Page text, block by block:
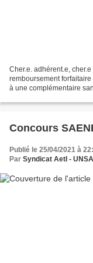
Cher.e. adhérent.e,
remboursement forfaitaire
à une complémentaire
Concours
Publié le 25/04/2021 à
Par Syndicat AetI - UNSA